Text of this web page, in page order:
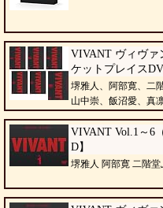
VIVANT ヴィヴァ
ケットプレイス
堺雅人、阿部寛、二
山中崇、飯沼愛、真
VIVANT Vol.1～6
D】
堺雅人 阿部寛 二階